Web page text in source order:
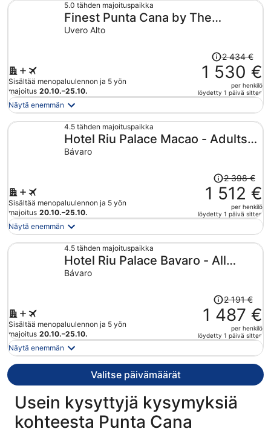
per
5.0 tähden majoituspaikka
Finest Punta Cana by The
Excellence Collection - All
Uvero Alto
Sisältää menopaluulennon ja 5 yön
majoitus 20.10.–25.10.
Hinta
oli
2 434 €,
hinta
nyt
per
2 434 €
1 530 €
per henkilö
löydetty 1 päivä sitten
Näytä enemmän
4.5 tähden majoituspaikka
Hotel Riu Palace Macao - Adults
Only - All Inclusive
Bávaro
Sisältää menopaluulennon ja 5 yön
majoitus 20.10.–25.10.
Hinta
oli
2 398 €,
hinta
nyt
per
2 398 €
1 512 €
per henkilö
löydetty 1 päivä sitten
Näytä enemmän
4.5 tähden majoituspaikka
Hotel Riu Palace Bavaro - All
Inclusive
Bávaro
Sisältää menopaluulennon ja 5 yön
majoitus 20.10.–25.10.
Hinta
oli
2 191 €,
hinta
nyt
henkilö
2 191 €
1 487 €
per henkilö
löydetty 1 päivä sitten
Näytä enemmän
Valitse päivämäärät
Usein kysyttyjä kysymyksiä
kohteesta Punta Cana